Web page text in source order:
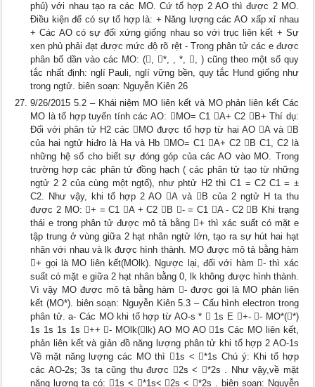
phủ) với nhau tạo ra các MO. Cứ tổ hợp 2 AO thì được 2 MO.
Điều kiện để có sự tổ hợp là: + Năng lượng các AO xấp xỉ nhau
+ Các AO có sự đối xứng giống nhau so với trục liên kết + Sự
xen phủ phải đạt được mức độ rõ rệt - Trong phân tử các e được
phân bố dần vào các MO: (, *, , *, , ) cũng theo một số quy
tắc nhất định: nglí Pauli, nglí vững bền, quy tắc Hund giống như
trong ngtử. biên soạn: Nguyễn Kiên 26
9/26/2015 5.2 – Khái niệm MO liên kết và MO phản liên kết Các
MO là tổ hợp tuyến tính các AO: MO= C1 A+ C2 B+ Thí dụ:
Đối với phân tử H2 các MO được tổ hợp từ hai AO A và B
của hai ngtử hiđro là Ha và Hb MO= C1 A+ C2 B C1, C2 là
những hệ số cho biết sự đóng góp của các AO vào MO. Trong
trường hợp các phân tử đồng hạch ( các phân tử tạo từ những
ngtử 2 2 của cùng một ngtố), như phtử H2 thì C1 = C2 C1 = ±
C2. Như vậy, khi tổ hợp 2 AO A và B của 2 ngtử H ta thu
được 2 MO: + = C1 A + C2 B - = C1 A - C2 B Khi trạng
thái e trong phân tử được mô tả bằng + thì xác suất có mặt e
tập trung ở vùng giữa 2 hạt nhân ngtử lớn, tạo ra sự hút hai hạt
nhân với nhau và lk được hình thành. MO được mô tả bằng hàm
+ gọi là MO liên kết(MOlk). Ngược lại, đối với hàm - thì xác
suất có mặt e giữa 2 hạt nhân bằng 0, lk không được hình thành.
Vì vậy MO được mô tả bằng hàm - được gọi là MO phản liên
kết (MO*). biên soạn: Nguyễn Kiên 5.3 – Cấu hình electron trong
phân tử. a- Các MO khi tổ hợp từ AO-s *  1s E +- - MO*(*)
1s 1s 1s 1s ++ - MOlk(lk) AO MO AO 1s Các MO liên kết,
phản liên kết và giản đồ năng lượng phân tử khi tổ hợp 2 AO-1s
Về mặt năng lượng các MO thì 1s < *1s Chú ý: Khi tổ hợp
các AO-2s; 3s ta cũng thu được 2s < *2s . Như vậy,về mặt
năng lượng ta có: 1s < *1s< 2s < *2s . biên soạn: Nguyễn